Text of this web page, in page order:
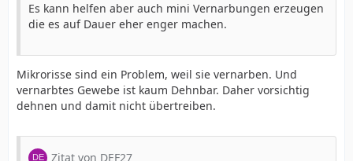
Es kann helfen aber auch mini Vernarbungen erzeugen
die es auf Dauer eher enger machen.
Mikrorisse sind ein Problem, weil sie vernarben. Und
vernarbtes Gewebe ist kaum Dehnbar. Daher vorsichtig
dehnen und damit nicht übertreiben.
Zitat von DEF27